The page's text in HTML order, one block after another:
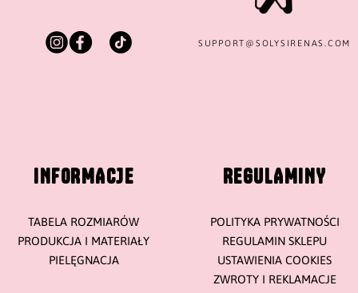
SUPPORT@ SOLYSIRENAS.COM
INFORMACJE
TABELA ROZMIARÓW
PRODUKCJA I MATERIAŁY
PIELĘGNACJA
REGULAMINY
POLITYKA PRYWATNOŚCI
REGULAMIN SKLEPU
USTAWIENIA COOKIES
ZWROTY I REKLAMACJE